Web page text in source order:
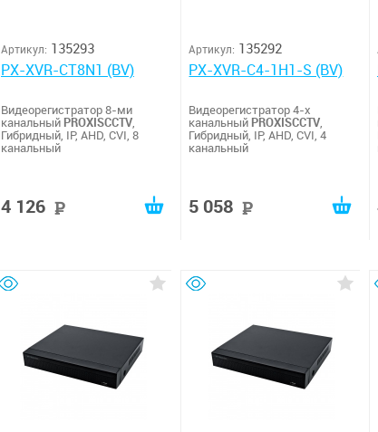
Артикул: 135293
PX-XVR-CT8N1 (BV)
Видеорегистратор 8-ми
канальный PROXISCCTV,
Гибридный, IP, AHD, CVI, 8
канальный
4 126
Артикул: 135292
PX-XVR-C4-1H1-S (BV)
Видеорегистратор 4-х
канальный PROXISCCTV,
Гибридный, IP, AHD, CVI, 4
канальный
5 058